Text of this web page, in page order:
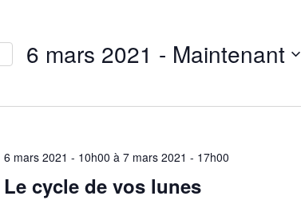
6 mars 2021 - Maintenant
une
6 mars 2021 - 10h00 à 7 mars 2021 - 17h00
Le cycle de vos lunes